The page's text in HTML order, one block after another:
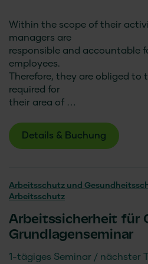
Within the scope of their
managers are
responsible and accountable
employees.
Therefore, they are obliged to
required for
their area of …
Details & Buchung
Arbeitsschutz und
Arbeitsschutz
Arbeitssicherheit für
Grundlagenseminar
1-tägiges Seminar nächster